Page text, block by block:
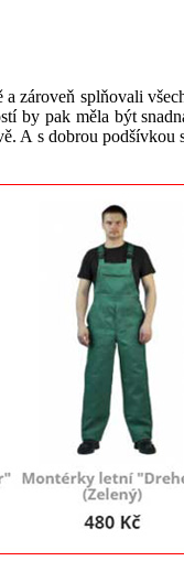
splňovali
by pak měla být
s dobrou